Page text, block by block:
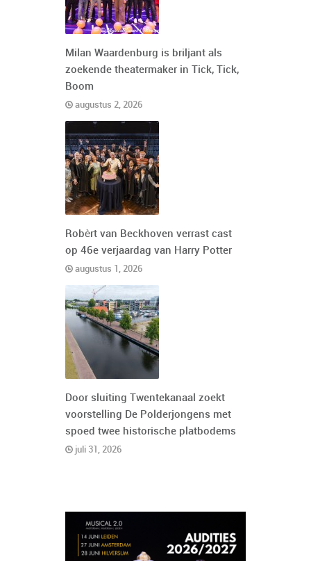
Milan Waardenburg is briljant als
zoekende theatermaker in Tick, Tick,
Boom
augustus 2, 2026
Robèrt van Beckhoven verrast cast
op 46e verjaardag van Harry Potter
augustus 1, 2026
Door sluiting Twentekanaal zoekt
voorstelling De Polderjongens met
spoed twee historische platbodems
juli 31, 2026